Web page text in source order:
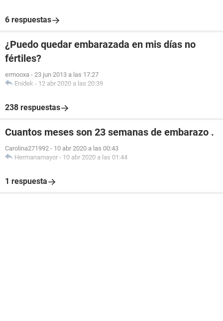
6 respuestas
¿Puedo quedar embarazada en mis días no
fértiles?
ermooxa - 23 jun 2013 a las 17:27
Enidek - 12 abr 2020 a las 20:39
238 respuestas
Cuantos meses son 23 semanas de embarazo .
Carolina271992 - 10 abr 2020 a las 00:43
Hermanamayor - 10 abr 2020 a las 01:44
1 respuesta